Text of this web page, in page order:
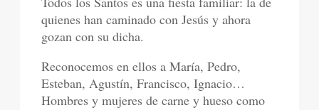
quienes han caminado con Jesús y ahora
gozan con su dicha.
Reconocemos en ellos a María, Pedro,
Esteban, Agustín, Francisco, Ignacio…
Hombres y mujeres de carne y hueso como